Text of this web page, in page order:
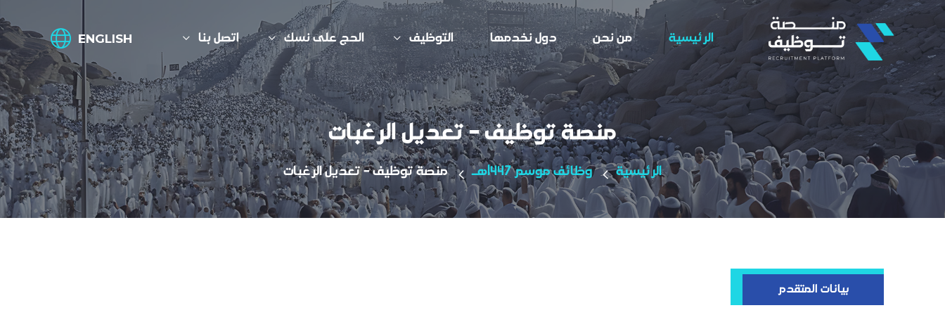
الرئيسية من نحن دول نخدمها التوظيف الحج على نسك اتصل بنا ENGLISH
منصة توظيف - تعديل الرغبات
الرئيسية وظائف موسم 1447هـ منصة توظيف - تعديل الرغبات
بيانات المتقدم